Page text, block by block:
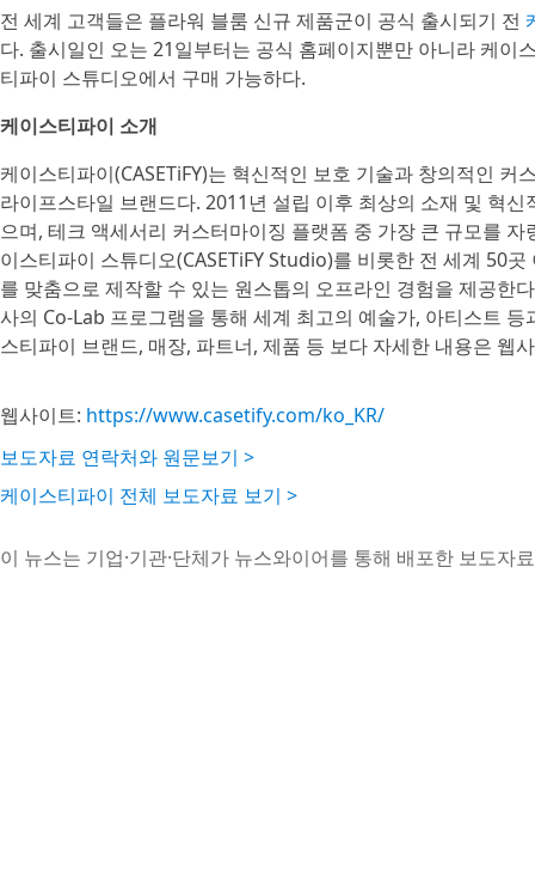
전 세계 고객들은 플라워 블룸 신규 제품군이 공식 출시되기 전
다. 출시일인 오는 21일부터는 공식 홈페이지뿐만 아니라 케
티파이 스튜디오에서 구매 가능하다.
케이스티파이 소개
케이스티파이(CASETiFY)는 혁신적인 보호 기술과 창의적인
라이프스타일 브랜드다. 2011년 설립 이후 최상의 소재 및 혁
으며, 테크 액세서리 커스터마이징 플랫폼 중 가장 큰 규모를
이스티파이 스튜디오(CASETiFY Studio)를 비롯한 전 세계 50
를 맞춤으로 제작할 수 있는 원스톱의 오프라인 경험을 제공한
사의 Co-Lab 프로그램을 통해 세계 최고의 예술가, 아티스트
스티파이 브랜드, 매장, 파트너, 제품 등 보다 자세한 내용은 웹
웹사이트: https://www.casetify.com/ko_KR/
보도자료 연락처와 원문보기 >
케이스티파이 전체 보도자료 보기 >
이 뉴스는 기업·기관·단체가 뉴스와이어를 통해 배포한 보도자